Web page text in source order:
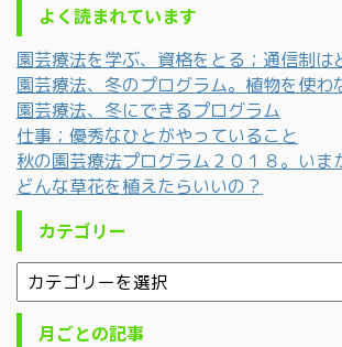
よく読まれています
園芸療法を学ぶ、資格をとる；通信制は
園芸療法、冬のプログラム。植物を使わ
園芸療法、冬にできるプログラム
仕事；優秀なひとがやっていること
秋の園芸療法プログラム２０１８。いま
どんな草花を植えたらいいの？
カテゴリー
月ごとの記事